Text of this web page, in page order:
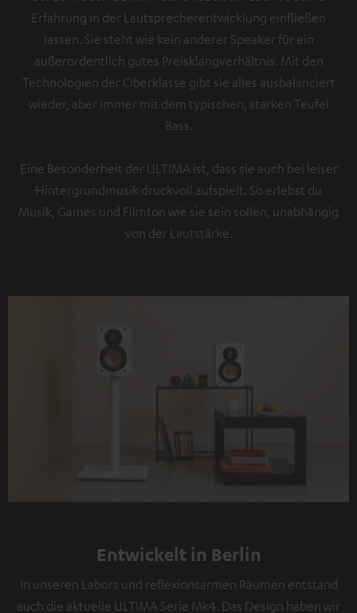
Erfahrung in der Lautsprecherentwicklung einfließen
lassen. Sie steht wie kein anderer Speaker für ein
außerordentlich gutes Preisklangverhältnis. Mit den
Technologien der Oberklasse gibt sie alles ausbalanciert
wieder, aber immer mit dem typischen, starken Teufel
Bass.
Eine Besonderheit der ULTIMA ist, dass sie auch bei leiser
Hintergrundmusik druckvoll aufspielt. So erlebst du
Musik, Games und Filmton wie sie sein sollen, unabhängig
von der Lautstärke.
Entwickelt in Berlin
In unseren Labors und reflexionsarmen Räumen entstand
auch die aktuelle ULTIMA Serie Mk4. Das Design haben wir